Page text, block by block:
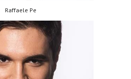
Raffaele Pe